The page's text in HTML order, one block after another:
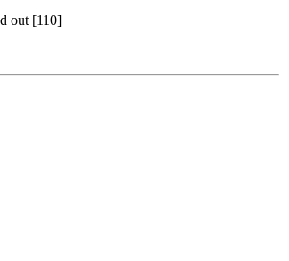
out [110]